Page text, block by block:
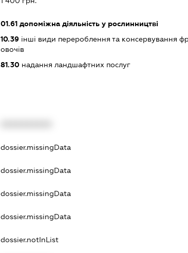
01.61допоміжна діяльність у рослинництві
10.39інші види перероблення та консервування
овочів
81.30надання ландшафтних послуг
dossier.missingData
dossier.missingData
dossier.missingData
dossier.missingData
dossier.notInList